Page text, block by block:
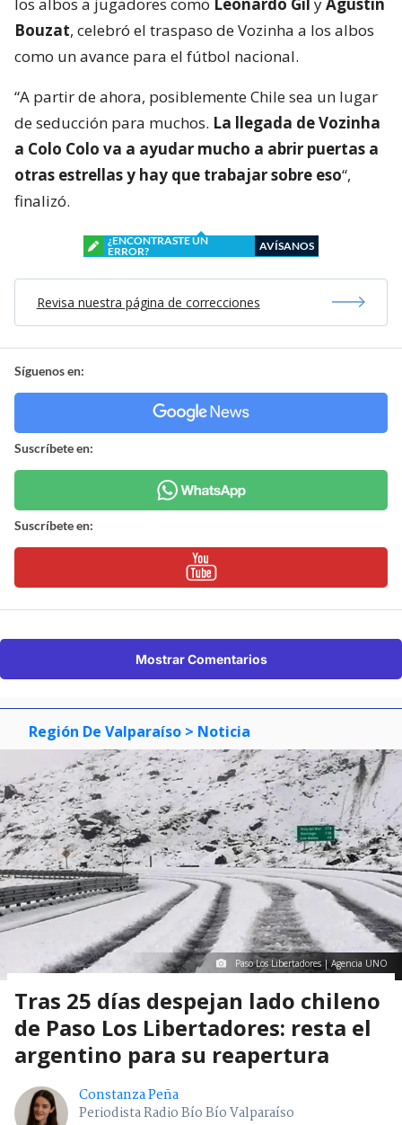
Bouzat, celebró el traspaso de Vozinha a los albos
como un avance para el fútbol nacional.
“A partir de ahora, posiblemente Chile sea un lugar
de seducción para muchos. La llegada de Vozinha
a Colo Colo va a ayudar mucho a abrir puertas a
otras estrellas y hay que trabajar sobre eso“,
finalizó.
¿ENCONTRASTE UN
ERROR?
AVÍSANOS
Revisa nuestra página de correcciones
Síguenos en:
Suscríbete en:
Suscríbete en:
Mostrar Comentarios
Región De Valparaíso > Noticia
Paso Los Libertadores | Agencia UNO
Tras 25 días despejan lado chileno
de Paso Los Libertadores: resta el
argentino para su reapertura
Constanza Peña
Periodista Radio Bío Bío Valparaíso